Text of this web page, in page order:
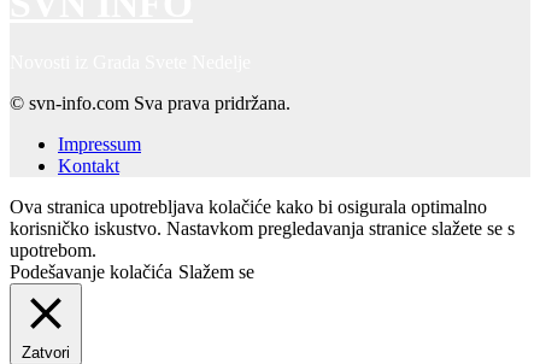
© svn-info.com Sva prava pridržana.
Impressum
Kontakt
Ova stranica upotrebljava kolačiće kako bi osigurala optimalno
korisničko iskustvo. Nastavkom pregledavanja stranice slažete se s
upotrebom.
Podešavanje kolačića Slažem se
Zatvori